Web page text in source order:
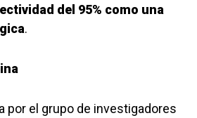
del 95% como una
.
por el grupo de investigadores